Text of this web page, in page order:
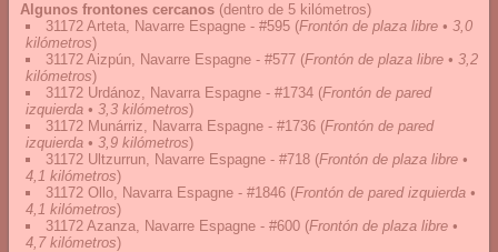
Algunos frontones cercanos (dentro de 5 kilómetros)
31172 Arteta, Navarre Espagne - #595 (Frontón de plaza libre • 3,0
kilómetros)
31172 Aizpún, Navarre Espagne - #577 (Frontón de plaza libre • 3,2
kilómetros)
31172 Urdánoz, Navarra Espagne - #1734 (Frontón de pared
izquierda • 3,3 kilómetros)
31172 Munárriz, Navarra Espagne - #1736 (Frontón de pared
izquierda • 3,9 kilómetros)
31172 Ultzurrun, Navarre Espagne - #718 (Frontón de plaza libre •
4,1 kilómetros)
31172 Ollo, Navarra Espagne - #1846 (Frontón de pared izquierda •
4,1 kilómetros)
31172 Azanza, Navarre Espagne - #600 (Frontón de plaza libre •
4,7 kilómetros)